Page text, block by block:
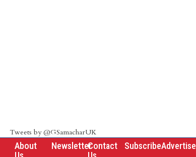
Tweets by @GSamacharUK
About
NewsletterContact
SubscribeAdvertise